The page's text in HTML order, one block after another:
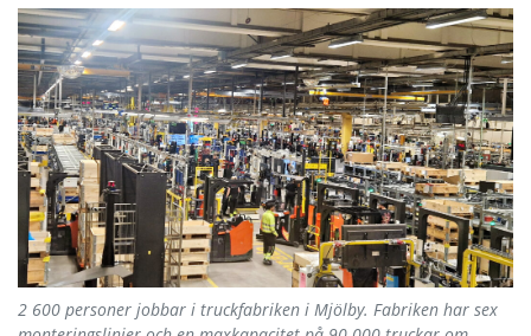
2 600 personer jobbar i truckfabriken i Mjölby. Fabriken har sex